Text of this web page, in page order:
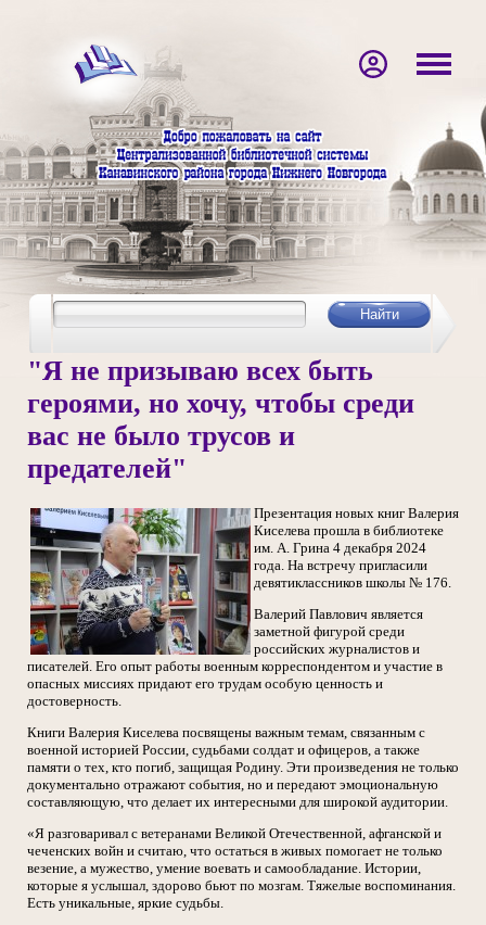
"Я не призываю всех быть
героями, но хочу, чтобы среди
вас не было трусов и
предателей"
Презентация новых книг Валерия
Киселева прошла в библиотеке
им. А. Грина 4 декабря 2024
года. На встречу пригласили
девятиклассников школы № 176.
Валерий Павлович является
заметной фигурой среди
российских журналистов и
писателей. Его опыт работы военным корреспондентом и участие в
опасных миссиях придают его трудам особую ценность и
достоверность.
Книги Валерия Киселева посвящены важным темам, связанным с
военной историей России, судьбами солдат и офицеров, а также
памяти о тех, кто погиб, защищая Родину. Эти произведения не только
документально отражают события, но и передают эмоциональную
составляющую, что делает их интересными для широкой аудитории.
«Я разговаривал с ветеранами Великой Отечественной, афганской и
чеченских войн и считаю, что остаться в живых помогает не только
везение, а мужество, умение воевать и самообладание. Истории,
которые я услышал, здорово бьют по мозгам. Тяжелые воспоминания.
Есть уникальные, яркие судьбы.